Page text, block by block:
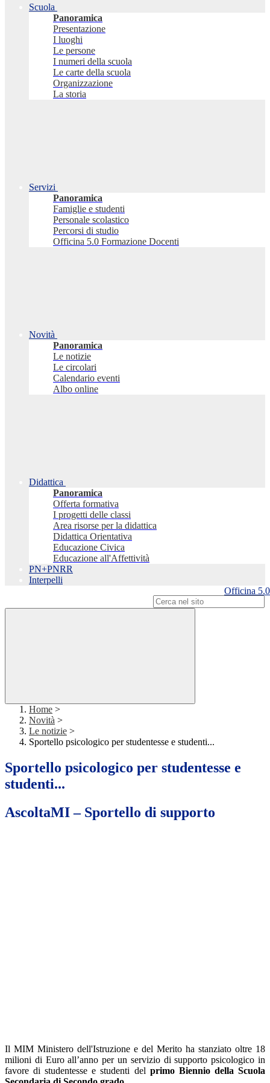
Scuola
Panoramica
Presentazione
I luoghi
Le persone
I numeri della scuola
Le carte della scuola
Organizzazione
La storia
Servizi
Panoramica
Famiglie e studenti
Personale scolastico
Percorsi di studio
Officina 5.0 Formazione Docenti
Novità
Panoramica
Le notizie
Le circolari
Calendario eventi
Albo online
Didattica
Panoramica
Offerta formativa
I progetti delle classi
Area risorse per la didattica
Didattica Orientativa
Educazione Civica
Educazione all'Affettività
PN+PNRR
Interpelli
Officina 5.0
Home >
Novità >
Le notizie >
Sportello psicologico per studentesse e studenti...
Sportello psicologico per studentesse e
studenti...
AscoltaMI – Sportello di supporto
Il MIM Ministero dell'Istruzione e del Merito ha stanziato oltre 18
milioni di Euro all’anno per un servizio di supporto psicologico in
favore di studentesse e studenti del primo Biennio della Scuola